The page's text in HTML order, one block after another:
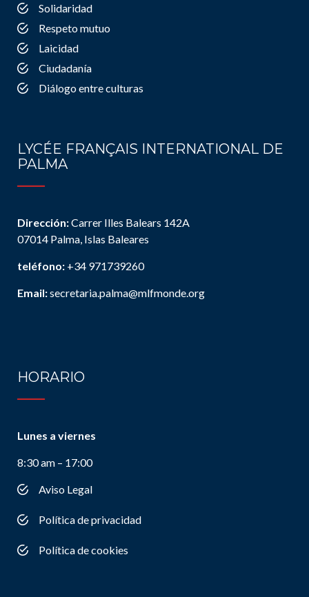
Solidaridad
Respeto mutuo
Laicidad
Ciudadanía
Diálogo entre culturas
LYCÉE FRANÇAIS INTERNATIONAL DE
PALMA
Dirección:Carrer Illes Balears 142A
07014 Palma, Islas Baleares
teléfono: +34 971739260
Email:secretaria.palma@mlfmonde.org
HORARIO
Lunes a viernes
8:30 am – 17:00
Aviso Legal
Política de privacidad
Política de cookies